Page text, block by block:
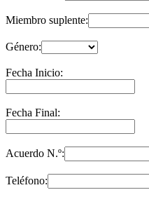
Miembro suplente:
Género:
Fecha Inicio:
Fecha Final:
Acuerdo N.º:
Teléfono: